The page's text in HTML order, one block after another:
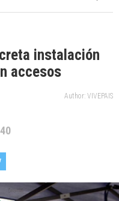
instalación
accesos
Author: VIVEPAIS